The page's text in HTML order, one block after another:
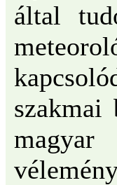
által
szakmai